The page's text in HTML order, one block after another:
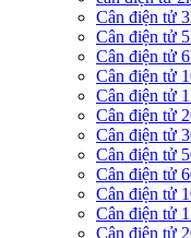
Cân điện tử
Cân điện tử
Cân điện tử
Cân điện tử
Cân điện tử
Cân điện tử
Cân điện tử
Cân điện tử
Cân điện tử
Cân điện tử
Cân điện tử
Cân điện tử